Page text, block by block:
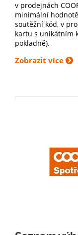
v prodejnách
minimální
soutěžní kód, v
kartu s unikátním
pokladně).
Zobrazit více